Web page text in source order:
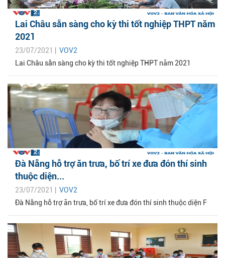
Lai Châu sẵn sàng cho kỳ thi tốt nghiệp THPT năm
2021
23/07/2021 | VOV2
Lai Châu sẵn sàng cho kỳ thi tốt nghiệp THPT năm 2021
Đà Nẵng hỗ trợ ăn trưa, bố trí xe đưa đón thí sinh
thuộc diện...
23/07/2021 | VOV2
Đà Nẵng hỗ trợ ăn trưa, bố trí xe đưa đón thí sinh thuộc diện F